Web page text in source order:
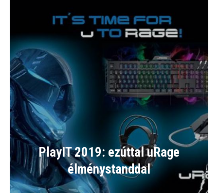
PlayIT 2019: ezúttal uRage
élménystanddal